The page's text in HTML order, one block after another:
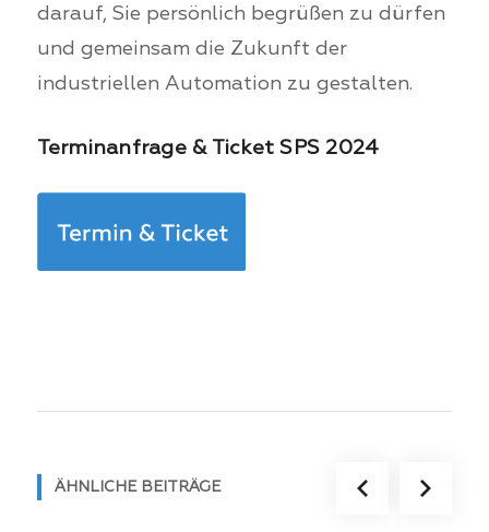
darauf, Sie persönlich begrüßen zu dürfen
und gemeinsam die Zukunft der
industriellen Automation zu gestalten.
Terminanfrage & Ticket SPS 2024
ÄHNLICHE BEITRÄGE